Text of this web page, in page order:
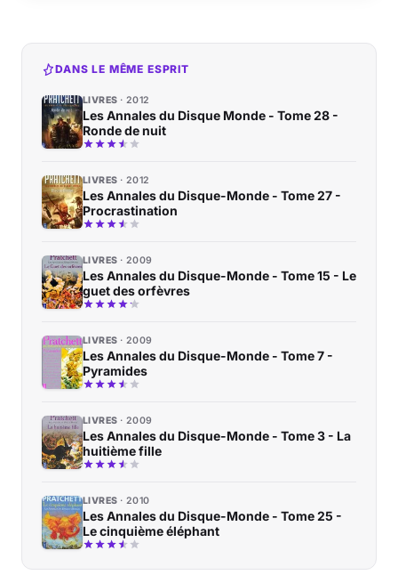
DANS LE MÊME ESPRIT
LIVRES 2012
Les Annales du Disque Monde - Tome 28 -
Ronde de nuit
LIVRES 2012
Les Annales du Disque-Monde - Tome 27 -
Procrastination
LIVRES 2009
Les Annales du Disque-Monde - Tome 15 - Le
guet des orfèvres
LIVRES 2009
Les Annales du Disque-Monde - Tome 7 -
Pyramides
LIVRES 2009
Les Annales du Disque-Monde - Tome 3 - La
huitième fille
LIVRES 2010
Les Annales du Disque-Monde - Tome 25 -
Le cinquième éléphant